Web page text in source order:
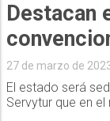
Destacan
27 de marzo de
El estado será
Servytur que en